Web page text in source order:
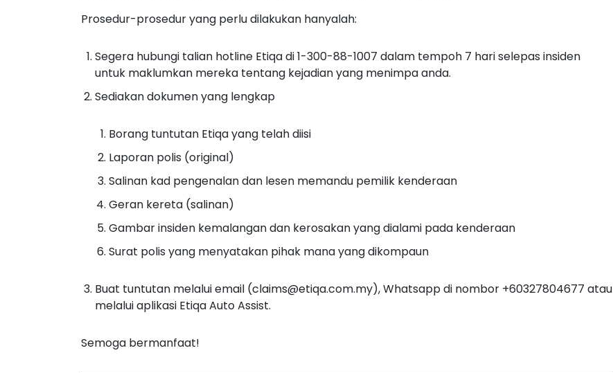
Prosedur-prosedur yang perlu dilakukan hanyalah:
Segera hubungi talian hotline Etiqa di 1-300-88-1007 dalam tempoh 7 hari selepas insiden
untuk maklumkan mereka tentang kejadian yang menimpa anda.
Sediakan dokumen yang lengkap
Borang tuntutan Etiqa yang telah diisi
Laporan polis (original)
Salinan kad pengenalan dan lesen memandu pemilik kenderaan
Geran kereta (salinan)
Gambar insiden kemalangan dan kerosakan yang dialami pada kenderaan
Surat polis yang menyatakan pihak mana yang dikompaun
Buat tuntutan melalui email (claims@etiqa.com.my), Whatsapp di nombor +60327804677 atau
melalui aplikasi Etiqa Auto Assist.
Semoga bermanfaat!